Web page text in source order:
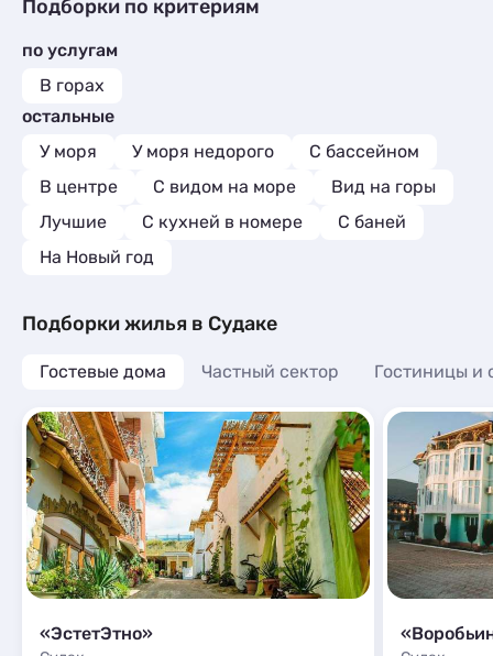
Подборки по критериям
по услугам
В горах
остальные
У моря
У моря недорого
С бассейном
В центре
С видом на море
Вид на горы
Лучшие
C кухней в номере
С баней
На Новый год
Подборки жилья в Судаке
Гостевые дома Частный сектор Гостиницы и
«ЭстетЭтно»